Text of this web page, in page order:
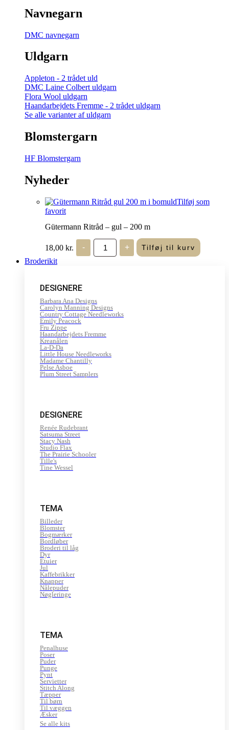
Navnegarn
DMC navnegarn
Uldgarn
Appleton - 2 trådet uld
DMC Laine Colbert uldgarn
Flora Wool uldgarn
Haandarbejdets Fremme - 2 trådet uldgarn
Se alle varianter af uldgarn
Blomstergarn
HF Blomstergarn
Nyheder
Tilføj som
favorit
Gütermann Ritråd – gul – 200 m
18,00 kr. -
Gütermann
Ritråd
-
antal
+ Tilføj til kurv
Broderikit
DESIGNERE
Barbara Ana Designs
Carolyn Manning Designs
Country Cottage Needleworks
Emily Peacock
Fru Zippe
Haandarbejdets Fremme
Kreanålen
La-D-Da
Little House Needleworks
Madame Chantilly
Pelse Asboe
Plum Street Samplers
DESIGNERE
Renée Rudebrant
Satsuma Street
Stacy Nash
Studio Flax
The Prairie Schooler
Tille's
Tine Wessel
TEMA
Billeder
Blomster
Bogmærker
Bordløber
Broderi til låg
Dyr
Etuier
Jul
Kaffebrikker
Knapper
Nålepuder
Nøgleringe
TEMA
Penalhuse
Poser
Puder
Punge
Pynt
Servietter
Stitch Along
Tæpper
Til børn
Til væggen
Æsker
Se alle kits